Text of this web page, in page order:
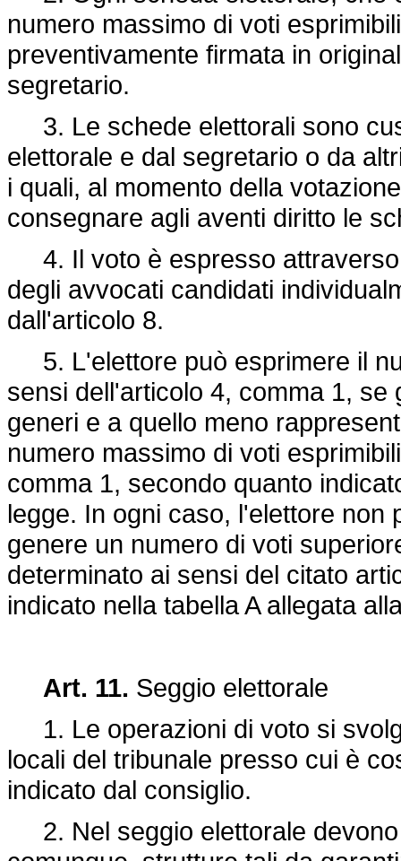
numero massimo di voti
preventivamente firmata in
segretario.
3. Le schede elettorali sono
elettorale e dal segretario o da
i quali, al momento della
consegnare agli aventi diritto le
4. Il voto è espresso attraverso
degli avvocati candidati
dall'articolo 8.
5. L'elettore può esprimere il
sensi dell'articolo 4, comma 1,
generi e a quello meno
numero massimo di voti
comma 1, secondo quanto
legge. In ogni caso, l'elettore
genere un numero di voti
determinato ai sensi del citato
indicato nella tabella A allegata
Art. 11. Seggio elettorale
1. Le operazioni di voto si
locali del tribunale presso cui è
indicato dal consiglio.
2. Nel seggio elettorale devono